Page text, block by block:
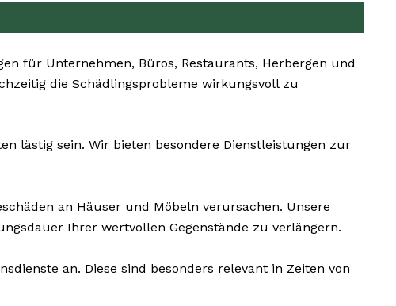
für Unternehmen, Büros, Restaurants, Herbergen und
die Schädlingsprobleme wirkungsvoll zu
lästig sein. Wir bieten besondere Dienstleistungen zur
an Häuser und Möbeln verursachen. Unsere
Ihrer wertvollen Gegenstände zu verlängern.
an. Diese sind besonders relevant in Zeiten von